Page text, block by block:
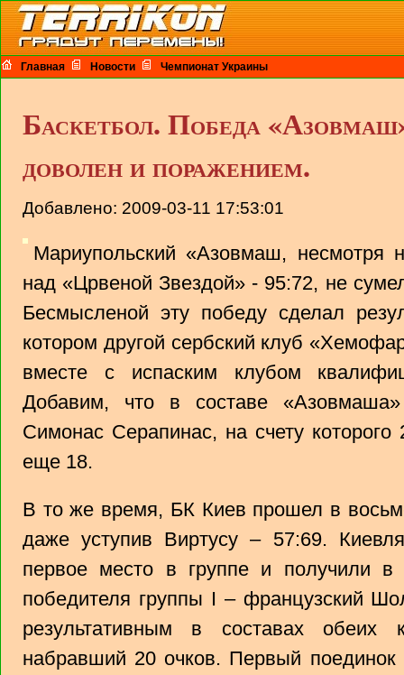
Главная Новости Чемпионат Украины
Баскетбол. Победа
доволен и поражением.
Добавлено: 2009-03-11 17:53:01
Мариупольский «Азовмаш, несмотря
над «Црвеной Звездой» - 95:72, не
Бесмысленой эту победу сделал
котором другой сербский клуб
вместе с испаским клубом
Добавим, что в составе
Симонас Серапинас, на счету
еще 18.
В то же время, БК Киев прошел в
даже уступив Виртусу – 57:69.
первое место в группе и получили в
победителя группы I – французский
результативным в составах
набравший 20 очков. Первый